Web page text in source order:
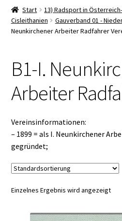
Start 13) Radsport in
Cisleithanien
Gauverband 01 -
Neunkirchener Arbeiter Radfahrer
B1-I.
Arbeiter
Vereinsinformationen:
– 1899 = als I. Neunkirchener
gegründet;
Einzelnes Ergebnis wird angezeigt